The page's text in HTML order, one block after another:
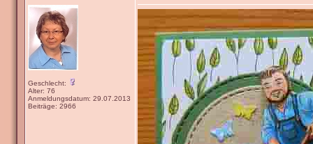
Geschlecht:
Alter: 76
Anmeldungsdatum: 29.07.2013
Beiträge: 2966